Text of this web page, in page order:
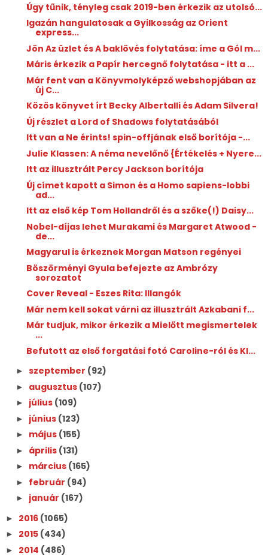
Úgy tűnik, tényleg csak 2019-ben érkezik az utolsó...
Igazán hangulatosak a Gyilkosság az Orient
express...
Jön Az üzlet és A baklövés folytatása: íme a Gól m...
Máris érkezik a Papír hercegnő folytatása - itt a ...
Már fent van a Könyvmolyképző webshopjában az
új C...
Közös könyvet írt Becky Albertalli és Adam Silvera!
Új részlet a Lord of Shadows folytatásából
Itt van a Ne érints! spin-offjának első borítója -...
Julie Klassen: A ​néma nevelőnő {Értékelés + Nyere...
Itt az illusztrált Percy Jackson borítója
Új címet kapott a Simon és a Homo sapiens-lobbi
ad...
Itt az első kép Tom Hollandről és a szőke(!) Daisy...
Nobel-díjas lehet Murakami és Margaret Atwood -
de...
Magyarul is érkeznek Morgan Matson regényei
Böszörményi Gyula befejezte az Ambrózy
sorozatot
Cover Reveal - Eszes Rita: Illangók
Már nem kell sokat várni az illusztrált Azkabani f...
Már tudjuk, mikor érkezik a Mielőtt megismertelek
...
Befutott az első forgatási fotó Caroline-ról és Kl...
► szeptember (92)
► augusztus (107)
► július (109)
► június (123)
► május (155)
► április (131)
► március (165)
► február (94)
► január (167)
► 2016 (1065)
► 2015 (434)
► 2014 (486)